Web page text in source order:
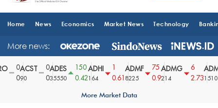
Home News Economics Market News Technology
More news:
0
0
ACST
90
0
0
ADES
35550
150
0.42
ADHI
164
0.61
ADMF
8225
75
0.9
ADMG
214
6
2.731510
More Market Data